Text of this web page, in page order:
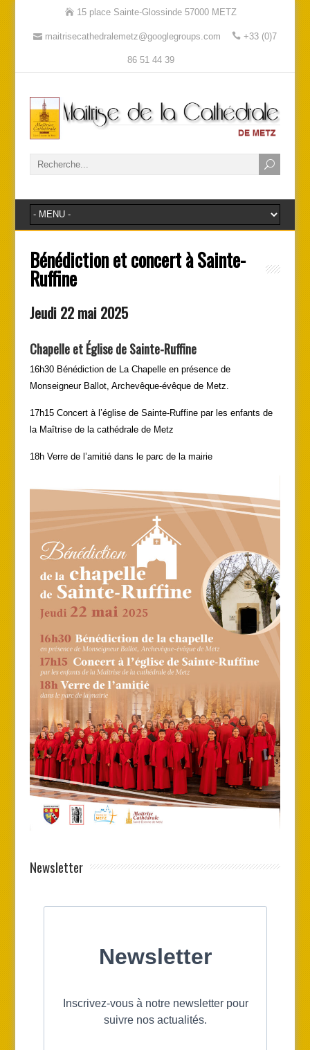
15 place Sainte-Glossinde 57000 METZ
maitrisecathedralemetz@googlegroups.com +33 (0)7
86 51 44 39
Bénédiction et concert à Sainte-
Ruffine
Jeudi 22 mai 2025
Chapelle et Église de Sainte-Ruffine
16h30 Bénédiction de La Chapelle en présence de
Monseigneur Ballot, Archevêque-évêque de Metz.
17h15 Concert à l’église de Sainte-Ruffine par les enfants de
la Maîtrise de la cathédrale de Metz
18h Verre de l’amitié dans le parc de la mairie
Newsletter